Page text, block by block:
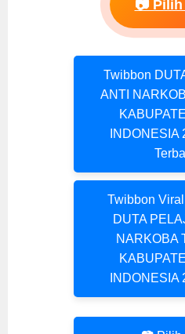
📷
Twibbon
ANTI
INDONESIA
Twibbon
DUTA
NARKOBA
INDONESIA